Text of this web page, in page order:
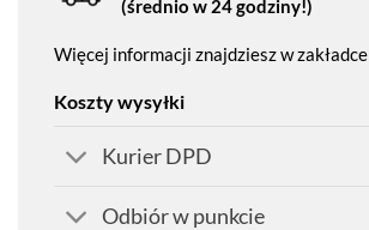
(średnio w 24 godziny!)
Więcej informacji znajdziesz w zakładce
Koszty wysyłki
Kurier DPD
Odbiór w punkcie